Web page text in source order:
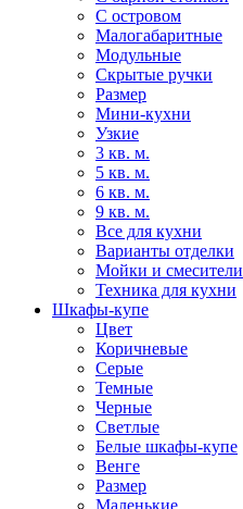
С островом
Малогабаритные
Модульные
Скрытые ручки
Размер
Мини-кухни
Узкие
3 кв. м.
5 кв. м.
6 кв. м.
9 кв. м.
Все для кухни
Варианты отделки
Мойки и смесители
Техника для кухни
Шкафы-купе
Цвет
Коричневые
Серые
Темные
Черные
Светлые
Белые шкафы-купе
Венге
Размер
Маленькие